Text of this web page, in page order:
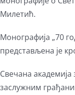
Милетић.
Монографија „70
представљена је
Свечана
заслужним